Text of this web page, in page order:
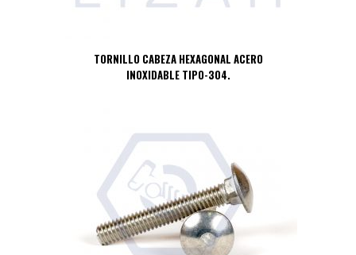
TORNILLO CABEZA HEXAGONAL ACERO
INOXIDABLE TIPO-304.